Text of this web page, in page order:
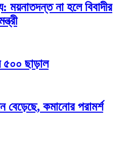
না হলে বিবাদীর
৫০০ ছাড়াল
বেড়েছে, কমানোর পরামর্শ